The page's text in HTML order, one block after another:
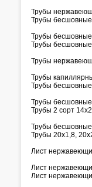
Трубы
Трубы
Трубы бесшовные
Трубы бесшовные
Трубы
Трубы
Трубы бесшовные
Трубы
Трубы 2 сорт
Трубы бесшовные
Трубы 20х1,8,
Лист
Лист
Лист